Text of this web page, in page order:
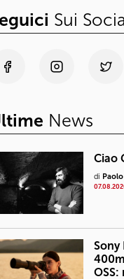
Sui
News
Ciao
di
Sony
OSS: